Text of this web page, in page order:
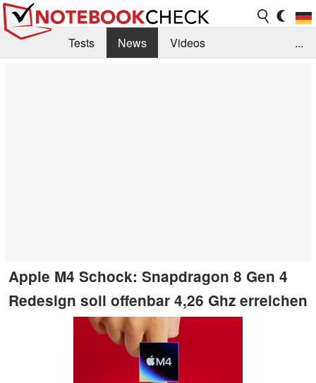
Tests News
Videos
...
Apple M4 Schock: Snapdragon 8 Gen 4
Redesign soll offenbar 4,26 Ghz erreichen